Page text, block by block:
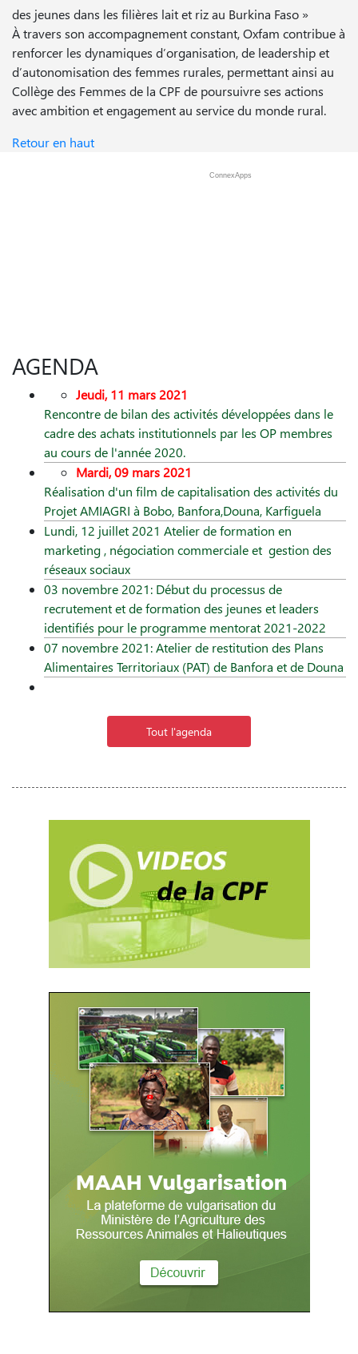
des jeunes dans les filières lait et riz au Burkina Faso »
À travers son accompagnement constant, Oxfam contribue à
renforcer les dynamiques d’organisation, de leadership et
d’autonomisation des femmes rurales, permettant ainsi au
Collège des Femmes de la CPF de poursuivre ses actions
avec ambition et engagement au service du monde rural.
Retour en haut
ConnexApps
AGENDA
Jeudi, 11 mars 2021
Rencontre de bilan des activités développées dans le
cadre des achats institutionnels par les OP membres
au cours de l'année 2020.
Mardi, 09 mars 2021
Réalisation d'un film de capitalisation des activités du
Projet AMIAGRI à Bobo, Banfora,Douna, Karfiguela
Lundi, 12 juillet 2021 Atelier de formation en
marketing , négociation commerciale et gestion des
réseaux sociaux
03 novembre 2021: Début du processus de
recrutement et de formation des jeunes et leaders
identifiés pour le programme mentorat 2021-2022
07 novembre 2021: Atelier de restitution des Plans
Alimentaires Territoriaux (PAT) de Banfora et de Douna
Tout l'agenda